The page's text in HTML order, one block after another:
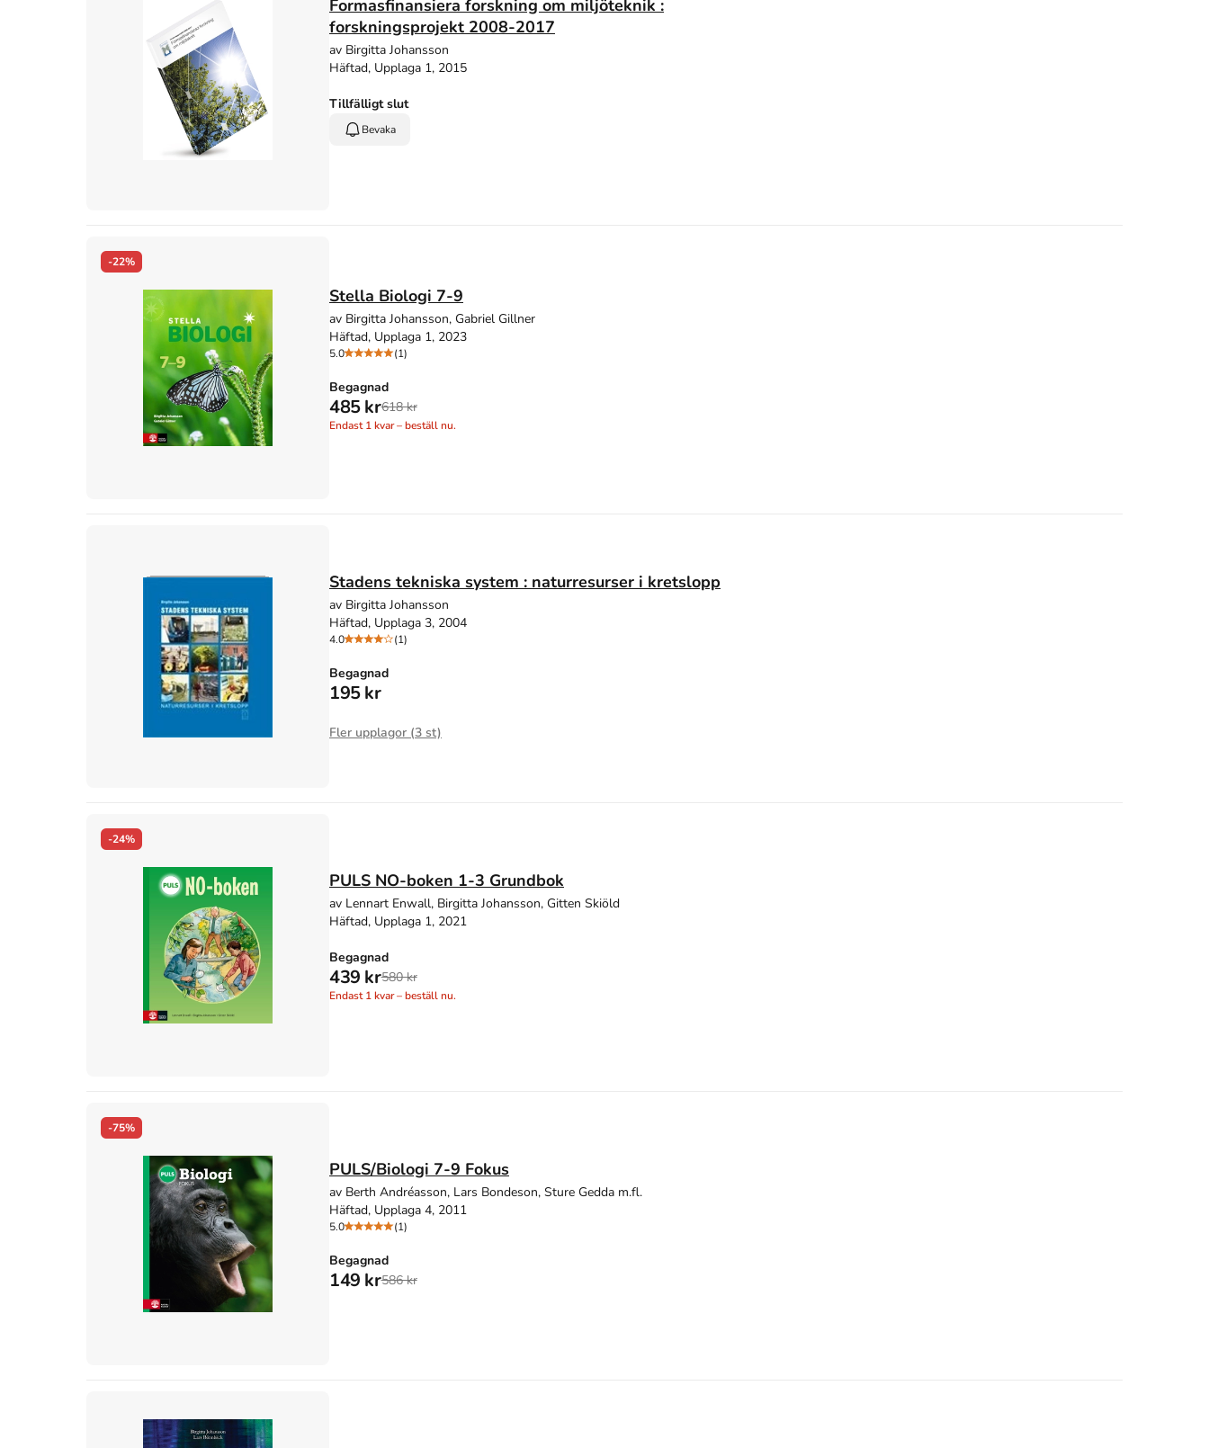
Formasfinansiera forskning om miljöteknik :
forskningsprojekt 2008-2017
av Birgitta Johansson
Häftad, Upplaga 1, 2015
Tillfälligt slut
Bevaka
-22%
Stella Biologi 7-9
av Birgitta Johansson, Gabriel Gillner
Häftad, Upplaga 1, 2023
5.0 (1)
Begagnad
485 kr618 kr
Endast1kvar – beställ nu.
Stadens tekniska system : naturresurser i kretslopp
av Birgitta Johansson
Häftad, Upplaga 3, 2004
4.0 (1)
Begagnad
195 kr
Fler upplagor (3 st)
-24%
PULS NO-boken 1-3 Grundbok
av Lennart Enwall, Birgitta Johansson, Gitten Skiöld
Häftad, Upplaga 1, 2021
Begagnad
439 kr580 kr
Endast1kvar – beställ nu.
-75%
PULS/Biologi 7-9 Fokus
av Berth Andréasson, Lars Bondeson, Sture Gedda m.fl.
Häftad, Upplaga 4, 2011
5.0 (1)
Begagnad
149 kr586 kr